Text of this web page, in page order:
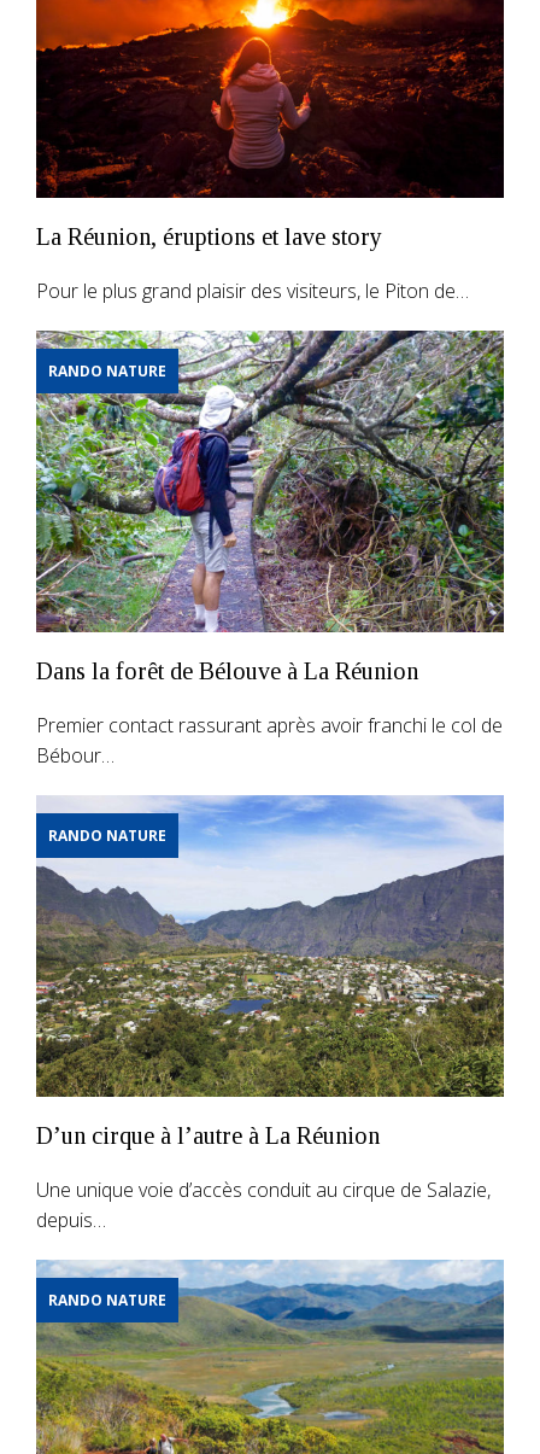
La Réunion, éruptions et lave story
Pour le plus grand plaisir des visiteurs, le Piton de…
RANDO NATURE
Dans la forêt de Bélouve à La Réunion
Premier contact rassurant après avoir franchi le col de
Bébour…
RANDO NATURE
D’un cirque à l’autre à La Réunion
Une unique voie d’accès conduit au cirque de Salazie,
depuis…
RANDO NATURE